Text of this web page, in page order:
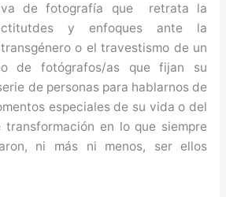
de fotografía que retrata la
y enfoques ante la
o el travestismo de un
de fotógrafos/as que fijan su
de personas para hablarnos de
especiales de su vida o del
transformación en lo que siempre
ni más ni menos, ser ellos